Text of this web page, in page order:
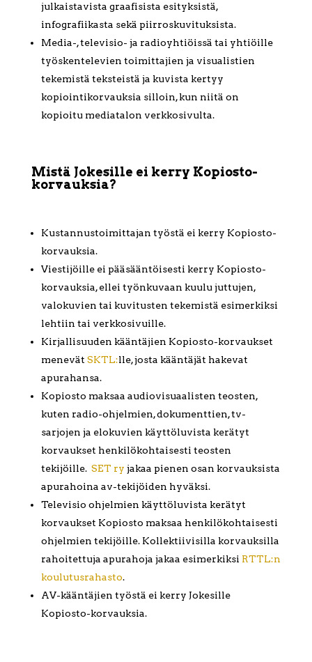
julkaistavista graafisista esityksistä,
infografiikasta sekä piirroskuvituksista.
Media-, televisio- ja radioyhtiöissä tai yhtiöille
työskentelevien toimittajien ja visualistien
tekemistä teksteistä ja kuvista kertyy
kopiointikorvauksia silloin, kun niitä on
kopioitu mediatalon verkkosivulta.
Mistä Jokesille ei kerry Kopiosto-
korvauksia?
Kustannustoimittajan työstä ei kerry Kopiosto-
korvauksia.
Viestijöille ei pääsääntöisesti kerry Kopiosto-
korvauksia, ellei työnkuvaan kuulu juttujen,
valokuvien tai kuvitusten tekemistä esimerkiksi
lehtiin tai verkkosivuille.
Kirjallisuuden kääntäjien Kopiosto-korvaukset
menevät SKTL:lle, josta kääntäjät hakevat
apurahansa.
Kopiosto maksaa audiovisuaalisten teosten,
kuten radio-ohjelmien, dokumenttien, tv-
sarjojen ja elokuvien käyttöluvista kerätyt
korvaukset henkilökohtaisesti teosten
tekijöille. SET ry jakaa pienen osan korvauksista
apurahoina av-tekijöiden hyväksi.
Televisio ohjelmien käyttöluvista kerätyt
korvaukset Kopiosto maksaa henkilökohtaisesti
ohjelmien tekijöille. Kollektiivisilla korvauksilla
rahoitettuja apurahoja jakaa esimerkiksi RTTL:n
koulutusrahasto.
AV-kääntäjien työstä ei kerry Jokesille
Kopiosto-korvauksia.